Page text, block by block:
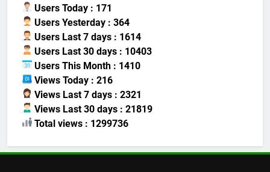
Users Today : 171
Users Yesterday : 364
Users Last 7 days : 1614
Users Last 30 days : 10403
Users This Month : 1410
Views Today : 216
Views Last 7 days : 2321
Views Last 30 days : 21819
Total views : 1299736